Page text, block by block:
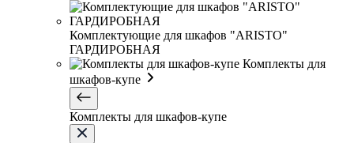
Комплектующие для шкафов "ARISTO"
ГАРДИРОБНАЯ
Комплекты для
шкафов-купе
Комплекты для шкафов-купе